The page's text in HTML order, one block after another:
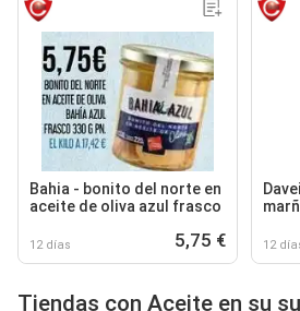
Bahia - bonito del norte en
aceite de oliva azul frasco
12 días 5,75 €
o
12
Tiendas con Aceite en su